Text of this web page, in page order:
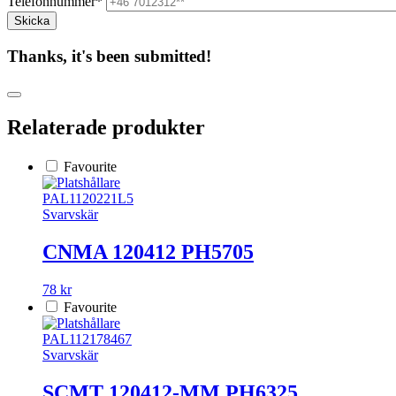
Thanks, it's been submitted!
Relaterade produkter
Favourite
PAL1120221L5
Svarvskär
CNMA 120412 PH5705
78 kr
Favourite
PAL112178467
Svarvskär